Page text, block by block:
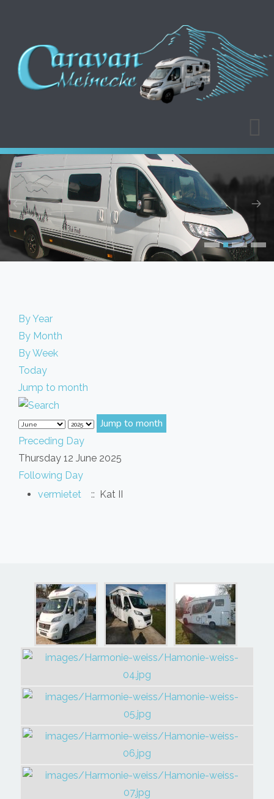
By Year
By Month
By Week
Today
Jump to month
Jump to month
Preceding Day
Thursday 12 June 2025
Following Day
vermietet
:: Kat II